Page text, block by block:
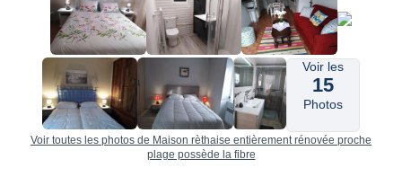
Voir les
15
Photos
Voir toutes les photos de Maison rèthaise entièrement rénovée proche
plage possède la fibre